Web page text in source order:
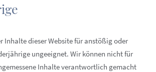
Inhalte dieser Website für anstößig oder
ungeeignet. Wir können nicht für
Inhalte verantwortlich gemacht